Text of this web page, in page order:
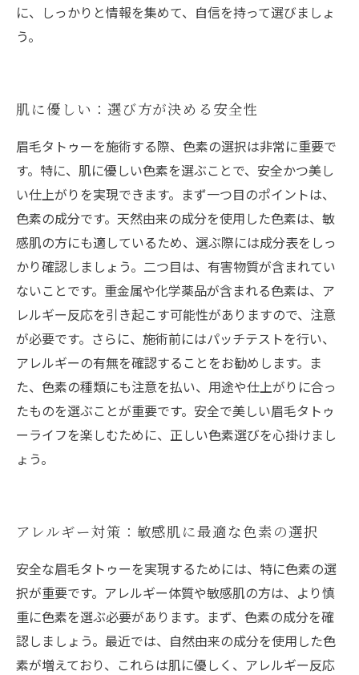
に、しっかりと情報を集めて、自信を持って選びましょ
う。
肌に優しい：選び方が決める安全性
眉毛タトゥーを施術する際、色素の選択は非常に重要で
す。特に、肌に優しい色素を選ぶことで、安全かつ美し
い仕上がりを実現できます。まず一つ目のポイントは、
色素の成分です。天然由来の成分を使用した色素は、敏
感肌の方にも適しているため、選ぶ際には成分表をしっ
かり確認しましょう。二つ目は、有害物質が含まれてい
ないことです。重金属や化学薬品が含まれる色素は、ア
レルギー反応を引き起こす可能性がありますので、注意
が必要です。さらに、施術前にはパッチテストを行い、
アレルギーの有無を確認することをお勧めします。ま
た、色素の種類にも注意を払い、用途や仕上がりに合っ
たものを選ぶことが重要です。安全で美しい眉毛タトゥ
ーライフを楽しむために、正しい色素選びを心掛けまし
ょう。
アレルギー対策：敏感肌に最適な色素の選択
安全な眉毛タトゥーを実現するためには、特に色素の選
択が重要です。アレルギー体質や敏感肌の方は、より慎
重に色素を選ぶ必要があります。まず、色素の成分を確
認しましょう。最近では、自然由来の成分を使用した色
素が増えており、これらは肌に優しく、アレルギー反応